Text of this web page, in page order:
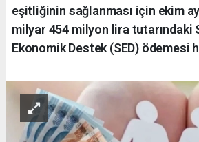
eşitliğinin sağlanması için ekim
milyar 454 milyon lira tutarındaki
Ekonomik Destek (SED) ödemesi